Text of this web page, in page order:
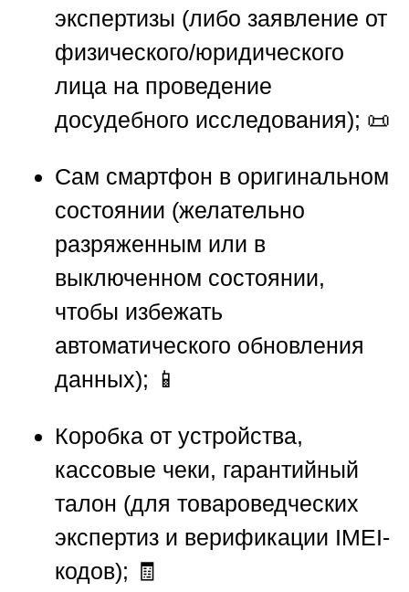
экспертизы (либо заявление от
физического/юридического
лица на проведение
досудебного исследования); 📜
Сам смартфон в оригинальном
состоянии (желательно
разряженным или в
выключенном состоянии,
чтобы избежать
автоматического обновления
данных); 📱
Коробка от устройства,
кассовые чеки, гарантийный
талон (для товароведческих
экспертиз и верификации IMEI-
кодов); 🧾